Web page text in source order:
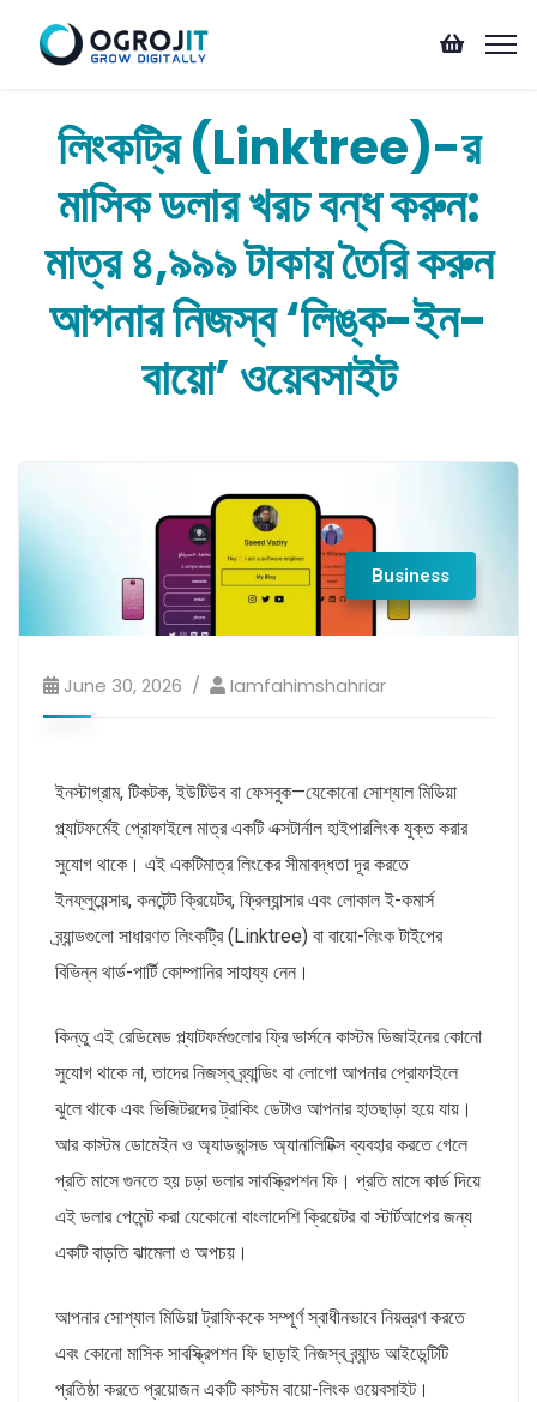
লিংকট্রি (Linktree)-র
মাসিক ডলার খরচ বন্ধ করুন:
মাত্র ৪,৯৯৯ টাকায় তৈরি করুন
আপনার নিজস্ব ‘লিঙ্ক-ইন-
বায়ো’ ওয়েবসাইট
Business
June 30, 2026 Iamfahimshahriar
ইনস্টাগ্রাম, টিকটক, ইউটিউব বা ফেসবুক—যেকোনো সোশ্যাল মিডিয়া
প্ল্যাটফর্মেই প্রোফাইলে মাত্র একটি এক্সটার্নাল হাইপারলিংক যুক্ত করার
সুযোগ থাকে। এই একটিমাত্র লিংকের সীমাবদ্ধতা দূর করতে
ইনফ্লুয়েন্সার, কনটেন্ট ক্রিয়েটর, ফ্রিল্যান্সার এবং লোকাল ই-কমার্স
ব্র্যান্ডগুলো সাধারণত লিংকট্রি (Linktree) বা বায়ো-লিংক টাইপের
বিভিন্ন থার্ড-পার্টি কোম্পানির সাহায্য নেন।
কিন্তু এই রেডিমেড প্ল্যাটফর্মগুলোর ফ্রি ভার্সনে কাস্টম ডিজাইনের কোনো
সুযোগ থাকে না, তাদের নিজস্ব ব্র্যান্ডিং বা লোগো আপনার প্রোফাইলে
ঝুলে থাকে এবং ভিজিটরদের ট্রাকিং ডেটাও আপনার হাতছাড়া হয়ে যায়।
আর কাস্টম ডোমেইন ও অ্যাডভান্সড অ্যানালিটিক্স ব্যবহার করতে গেলে
প্রতি মাসে গুনতে হয় চড়া ডলার সাবস্ক্রিপশন ফি। প্রতি মাসে কার্ড দিয়ে
এই ডলার পেমেন্ট করা যেকোনো বাংলাদেশি ক্রিয়েটর বা স্টার্টআপের জন্য
একটি বাড়তি ঝামেলা ও অপচয়।
আপনার সোশ্যাল মিডিয়া ট্রাফিককে সম্পূর্ণ স্বাধীনভাবে নিয়ন্ত্রণ করতে
এবং কোনো মাসিক সাবস্ক্রিপশন ফি ছাড়াই নিজস্ব ব্র্যান্ড আইডেন্টিটি
প্রতিষ্ঠা করতে প্রয়োজন একটি কাস্টম বায়ো-লিংক ওয়েবসাইট।